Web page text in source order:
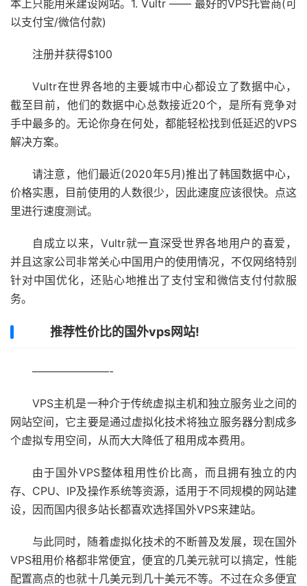
本上只能用来建设网站。1. Vultr —— 最好的VPS托管商(可
以支付宝/微信付款)
注册并获得$100
Vultr在世界各地的主要城市中心都设立了数据中心，
截至目前，他们的数据中心总数接近20个，是所有竞争对
手中最多的。无论你身在何处，都能轻松找到低延迟的VPS
解决方案。
请注意，他们最近(2020年5月)推出了韩国数据中心，
价格实惠，目前使用的人数很少，因此速度应该很快。点这
里进行速度测试。
自成立以来，Vultr就一直深受世界各地用户的喜爱，
并且这家公司非常关心中国用户的使用情况，不仅网络特别
针对中国优化，还贴心地推出了支付宝和微信支付付款服
务。
推荐性价比的国外vps网站!
———————-
VPS主机是一种介于传统虚拟主机和独立服务业之间的
网站空间，它主要是通过虚拟化技术将独立服务器分割成多
个虚拟专用空间，从而大大降低了租用成本费用。
由于国外VPS整体租用性价比高，而且拥有独立的内
存、CPU、IP及操作系统等资源，适用于不同规模的网站建
设，因而国内很多站长都喜欢选择国外VPS来建站。
与此同时，随着虚拟化技术的不断普及发展，现在国外
VPS租用价格都非常便宜，便宜的几美元就可以搞定，性能
配置高点的也就十几美元到几十美元不等。不过在众多便宜